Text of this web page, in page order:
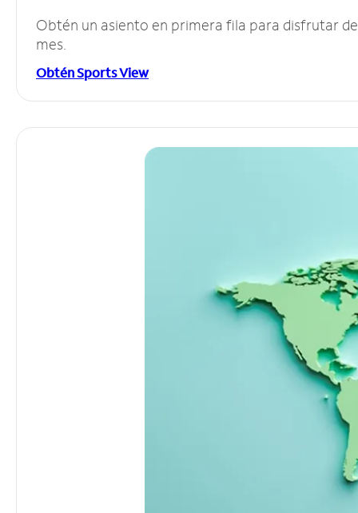
Obtén un asiento en primera fila para disfrutar
mes.
Obtén Sports View